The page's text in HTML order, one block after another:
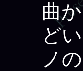
曲
ど
ノ